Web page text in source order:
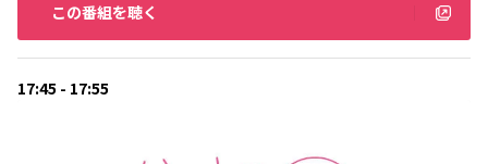
この番組を聴く
17:45 - 17:55